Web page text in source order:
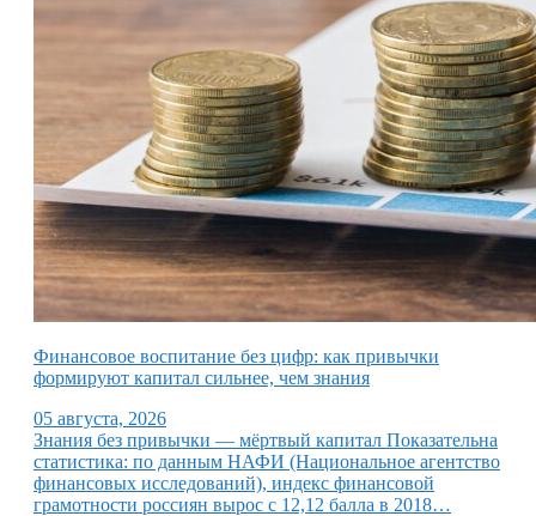
Финансовое воспитание без цифр: как привычки
формируют капитал сильнее, чем знания
05 августа, 2026
Знания без привычки — мёртвый капитал Показательна
статистика: по данным НАФИ (Национальное агентство
финансовых исследований), индекс финансовой
грамотности россиян вырос с 12,12 балла в 2018…